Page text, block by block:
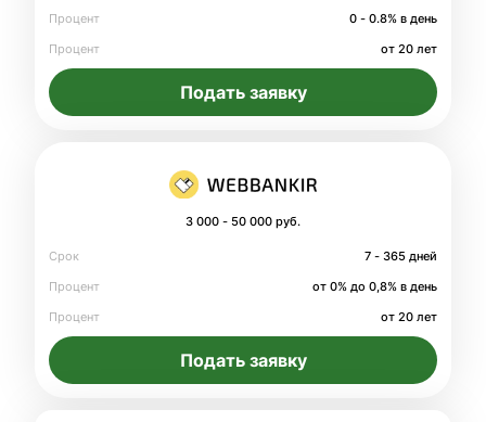
Процент
0 - 0.8% в день
Процент
от 20 лет
Подать заявку
3 000 - 50 000 руб.
Срок
7 - 365 дней
Процент
от 0% до 0,8% в день
Процент
от 20 лет
Подать заявку